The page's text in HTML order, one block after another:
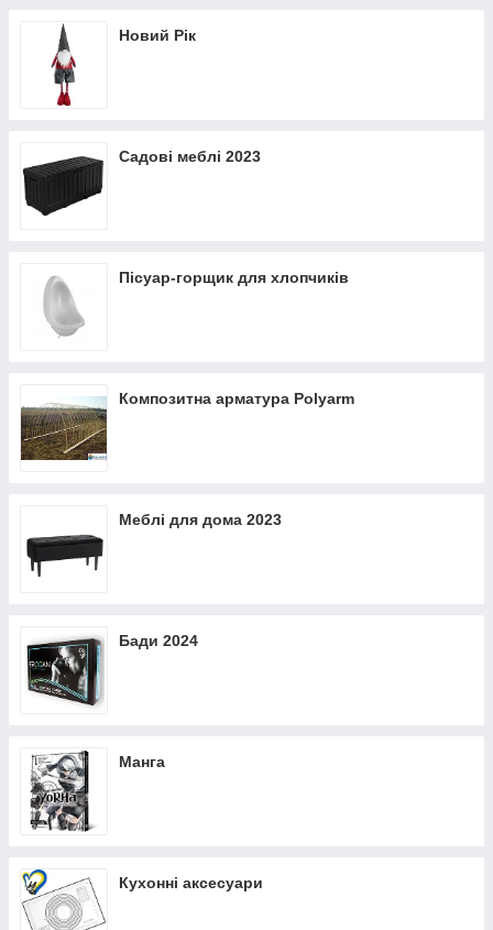
Новий Рік
Садові меблі 2023
Пісуар-горщик для хлопчиків
Композитна арматура Polyarm
Меблі для дома 2023
Бади 2024
Манга
Кухонні аксесуари